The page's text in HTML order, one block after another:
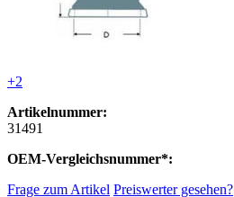
+2
Artikelnummer:
31491
OEM-Vergleichsnummer*:
Frage zum Artikel Preiswerter gesehen?